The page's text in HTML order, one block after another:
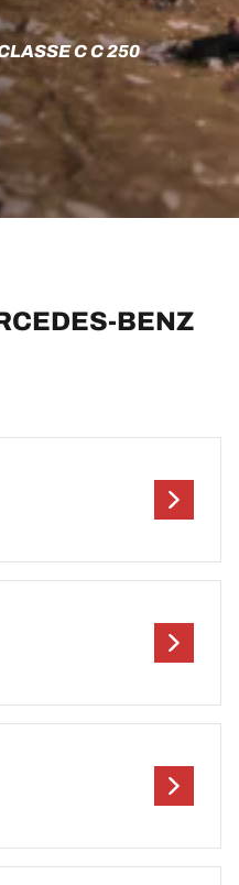
C C 250
BENZ